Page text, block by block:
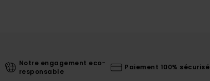
Notre engagement eco-
responsable
Paiement 100% sécurisé